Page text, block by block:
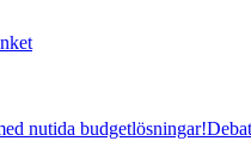
nutida budgetlösningar!